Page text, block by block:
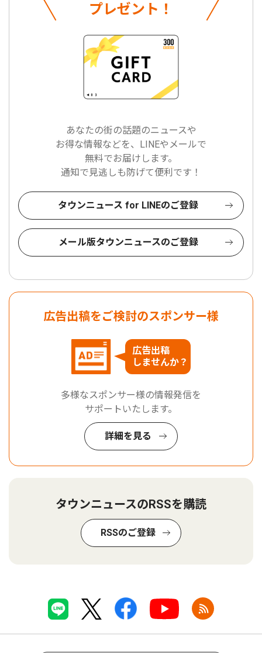
プレゼント！
あなたの街の話題のニュースや
お得な情報などを、LINEやメールで
無料でお届けします。
通知で見逃しも防げて便利です！
タウンニュース for LINEのご登録
メール版タウンニュースのご登録
広告出稿をご検討のスポンサー様
広告出稿
しませんか？
多様なスポンサー様の情報発信を
サポートいたします。
詳細を見る
タウンニュースのRSSを購読
RSSのご登録